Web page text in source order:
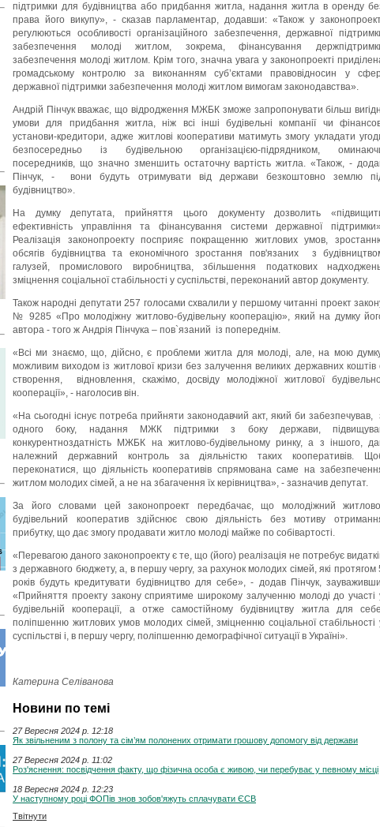
підтримки для будівництва або придбання житла, надання житла в оренду
права його викупу», - сказав парламентар, додавши: «Також у
регулюються особливості організаційного забезпечення, державної
забезпечення молоді житлом, зокрема, фінансування
забезпечення молоді житлом. Крім того, значна увага у законопроекті
громадському контролю за виконанням суб’єктами правовідносин у
державної підтримки забезпечення молоді житлом вимогам законодавства».
Андрій Пінчук вважає, що відродження МЖБК зможе запропонувати більш
умови для придбання житла, ніж всі інші будівельні компанії чи
установи-кредитори, адже житлові кооперативи матимуть змогу укладати
безпосередньо із будівельною організацією-підрядником,
посередників, що значно зменшить остаточну вартість житла. «Також, -
Пінчук, - вони будуть отримувати від держави безкоштовно землю
будівництво».
На думку депутата, прийняття цього документу дозволить
ефективність управління та фінансування системи державної
Реалізація законопроекту посприяє покращенню житлових умов,
обсягів будівництва та економічного зростання пов'язаних з
галузей, промислового виробництва, збільшення податкових
зміцнення соціальної стабільності у суспільстві, переконаний автор документу.
Також народні депутати 257 голосами схвалили у першому читанні проект
№ 9285 «Про молодіжну житлово-будівельну кооперацію», який на думку
автора - того ж Андрія Пінчука – пов`язаний із попереднім.
«Всі ми знаємо, що, дійсно, є проблеми житла для молоді, але, на мою
можливим виходом із житлової кризи без залучення великих державних коштів
створення, відновлення, скажімо, досвіду молодіжної житлової
кооперації», - наголосив він.
«На сьогодні існує потреба прийняти законодавчий акт, який би забезпечував,
одного боку, надання МЖК підтримки з боку держави,
конкурентноздатність МЖБК на житлово-будівельному ринку, а з іншого,
належний державний контроль за діяльністю таких кооперативів.
переконатися, що діяльність кооперативів спрямована саме на
житлом молодих сімей, а не на збагачення їх керівництва», - зазначив депутат.
За його словами цей законопроект передбачає, що молодіжний
будівельний кооператив здійснює свою діяльність без мотиву
прибутку, що дає змогу продавати житло молоді майже по собівартості.
«Перевагою даного законопроекту є те, що (його) реалізація не потребує
з державного бюджету, а, в першу чергу, за рахунок молодих сімей, які протягом
років будуть кредитувати будівництво для себе», - додав Пінчук,
«Прийняття проекту закону сприятиме широкому залученню молоді до участі
будівельній кооперації, а отже самостійному будівництву житла для
поліпшенню житлових умов молодих сімей, зміцненню соціальної стабільності
суспільстві і, в першу чергу, поліпшенню демографічної ситуації в Україні».
Катерина Селіванова
Новини по темі
27 Вересня 2024 p. 12:18
Як звільненим з полону та сім’ям полонених отримати грошову допомогу від держави
27 Вересня 2024 p. 11:02
Роз'яснення: посвідчення факту, що фізична особа є живою, чи перебуває у певному місці
18 Вересня 2024 p. 12:23
У наступному році ФОПів знов зобов'яжуть сплачувати ЄСВ
Твітнути